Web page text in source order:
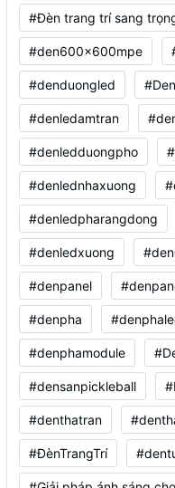
#Đèn trang trí sang
#den600x600mpe
#denduongled
#denledamtran
#denledduongpho
#denlednhaxuong
#denledpharangdong
#denledxuong
#denpanel
#denpha
#denphamodule
#densanpickleball
#denthatran
#ĐènTrangTrí